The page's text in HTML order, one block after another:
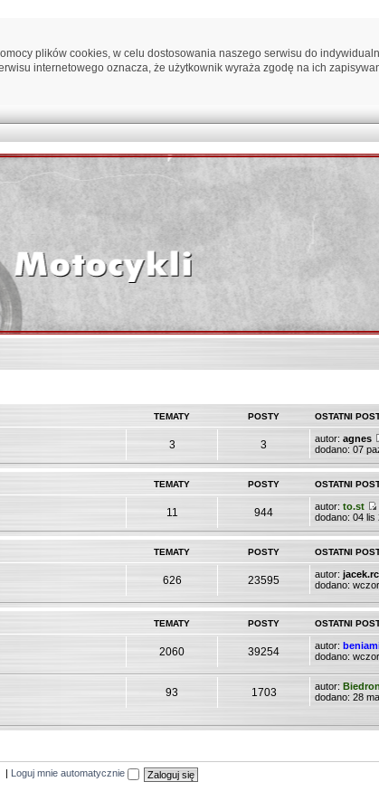
plików cookies, w celu dostosowania naszego serwisu do
internetowego oznacza, że użytkownik wyraża zgodę na ich
TEMATY POSTY OSTATNI
3 3 autor: agnes
dodano: 07
TEMATY POSTY OSTATNI
11 944 autor: to.st
dodano: 04 lis
TEMATY POSTY OSTATNI
626 23595 autor: jacek.rc
dodano:
TEMATY POSTY OSTATNI
2060 39254 autor:
dodano:
93 1703 autor:
dodano: 28
Loguj mnie automatycznie